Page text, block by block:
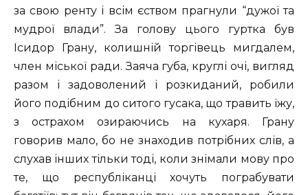
за свою ренту і всім єством прагнули “дужої та
мудрої влади”. За голову цього гуртка був
Ісидор Грану, колишній торгівець мигдалем,
член міської ради. Заяча губа, круглі очі, вигляд
разом і задоволений і розкиданий, робили
його подібним до ситого гусака, що травить їжу,
з острахом озираючись на кухаря. Грану
говорив мало, бо не знаходив потрібних слів, а
слухав інших тільки тоді, коли знімали мову про
те, що республіканці хочуть пограбувати